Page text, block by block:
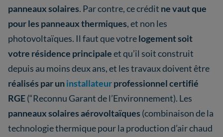
panneaux solaires. Par contre, ce crédit ne vaut que
pour les panneaux thermiques, et non les
photovoltaïques. Il faut que votrelogement soit
votre résidence principaleet qu’il soit construit
depuis au moins deux ans, et les travaux doivent être
réalisés par uninstallateurprofessionnel certifié
RGE(“Reconnu Garant de l’Environnement). Les
panneaux solaires aérovoltaïques (combinaison de la
technologie thermique pour la production d’air chaud